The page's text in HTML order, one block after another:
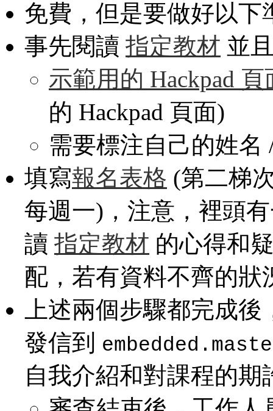
免費，但是要做好以下
事先閱讀 指定教材 並
示範用的 Hackpad 頁
的 Hackpad 頁面)
需要標注自己的姓名
填寫報名表格 (第二梯
每週一)，注意，裡頭
讀 指定教材 的心得和
配，若有資料不齊的狀
上述兩個步驟都完成
發信到
自我介紹和對課程的期